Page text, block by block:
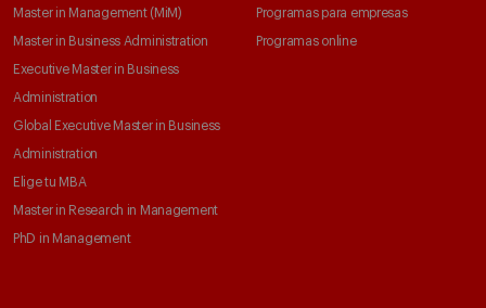
Master in Management (MiM)
Master in Business Administration
Executive Master in Business
Administration
Global Executive Master in Business
Administration
Elige tu MBA
Master in Research in Management
PhD in Management
Programas para empresas
Programas online